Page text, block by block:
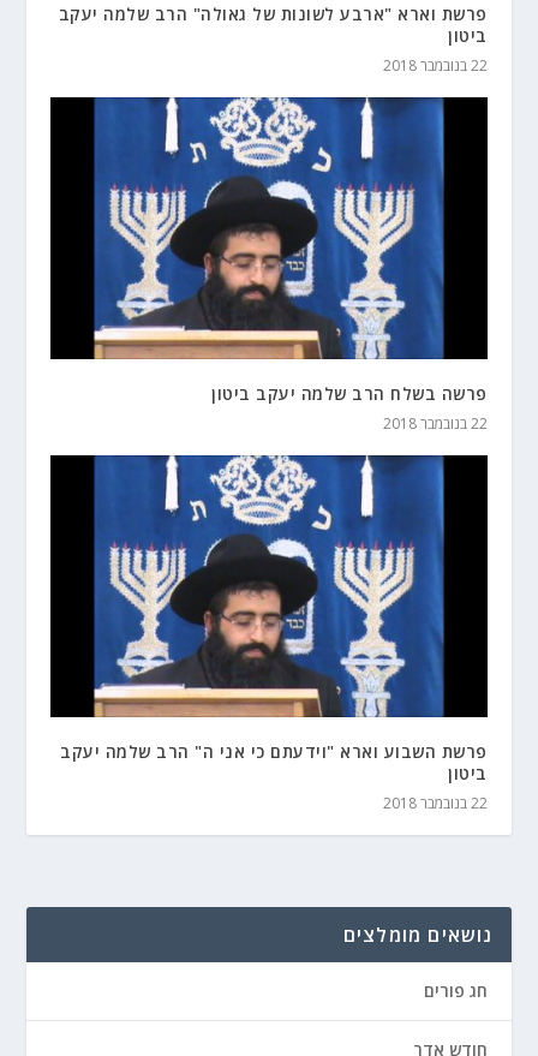
פרשת וארא "ארבע לשונות של גאולה" הרב שלמה יעקב
ביטון
22 בנובמבר 2018
פרשה בשלח הרב שלמה יעקב ביטון
22 בנובמבר 2018
פרשת השבוע וארא "וידעתם כי אני ה" הרב שלמה יעקב
ביטון
22 בנובמבר 2018
נושאים מומלצים
חג פורים
חודש אדר